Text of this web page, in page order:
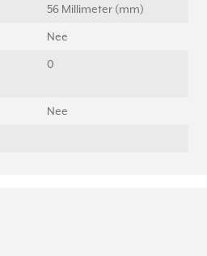
56 Millimeter (mm)
Nee
0
Nee